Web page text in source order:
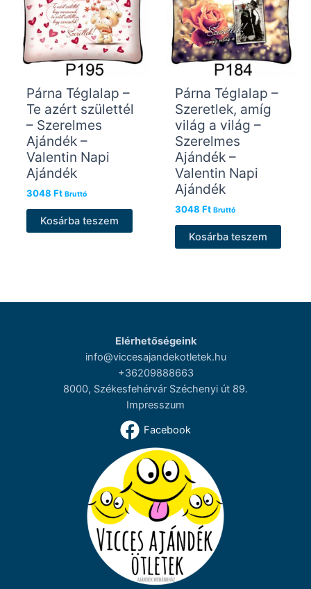
Párna Téglalap –
Te azért születtél
– Szerelmes
Ajándék –
Valentin Napi
Ajándék
3048 Ft Bruttó
Kosárba teszem
Párna Téglalap –
Szeretlek, amíg
világ a világ –
Szerelmes
Ajándék –
Valentin Napi
Ajándék
3048 Ft Bruttó
Kosárba teszem
Elérhetőségeink
info@viccesajandekotletek.hu
+36209888663
8000, Székesfehérvár Széchenyi út 89.
Impresszum
Facebook